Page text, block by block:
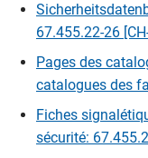
67.455.22-26
Pages des
catalogues des
Fiches
sécurité: